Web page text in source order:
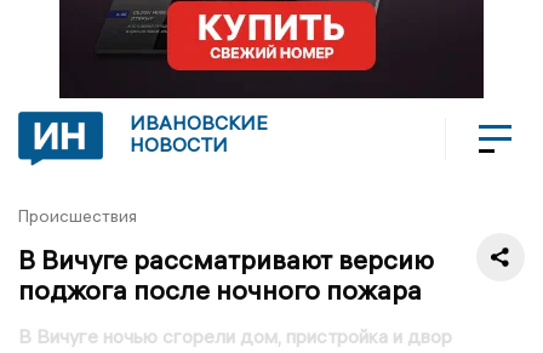
ИВАНОВСКИЕ
НОВОСТИ
Происшествия
В Вичуге рассматривают версию
поджога после ночного пожара
В Вичуге ночью сгорели дом, пристройка и двор